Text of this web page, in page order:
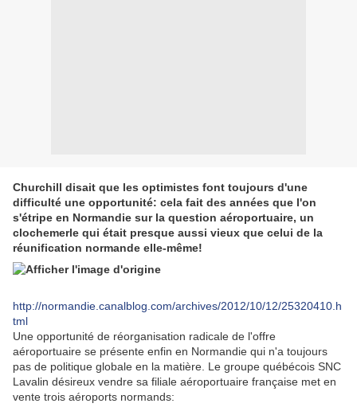
Churchill disait que les optimistes font toujours d'une
difficulté une opportunité: cela fait des années que l'on
s'étripe en Normandie sur la question aéroportuaire, un
clochemerle qui était presque aussi vieux que celui de la
réunification normande elle-même!
http://normandie.canalblog.com/archives/2012/10/12/25320410.h
tml
Une opportunité de réorganisation radicale de l'offre
aéroportuaire se présente enfin en Normandie qui n'a toujours
pas de politique globale en la matière. Le groupe québécois SNC
Lavalin désireux vendre sa filiale aéroportuaire française met en
vente trois aéroports normands: